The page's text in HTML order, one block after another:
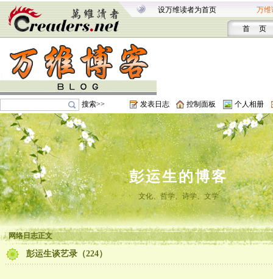
设万维读者为首页 万维
首 页
搜索>> 发表日志 控制面板 个人相册
彭运生的博客
文化、哲学、诗学、文学
网络日志正文
彭运生谈艺录（224）